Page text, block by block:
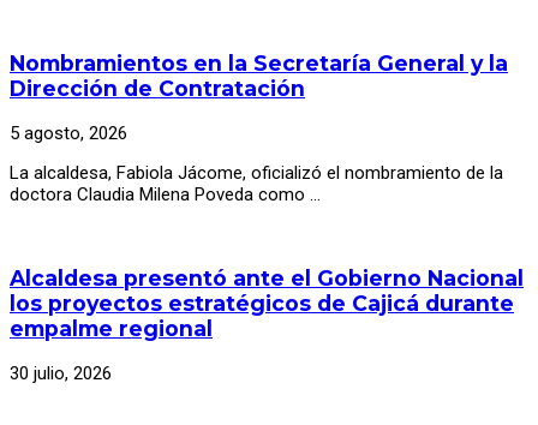
Nombramientos en la Secretaría General y la
Dirección de Contratación
5 agosto, 2026
La alcaldesa, Fabiola Jácome, oficializó el nombramiento de la
doctora Claudia Milena Poveda como …
Alcaldesa presentó ante el Gobierno Nacional
los proyectos estratégicos de Cajicá durante
empalme regional
30 julio, 2026